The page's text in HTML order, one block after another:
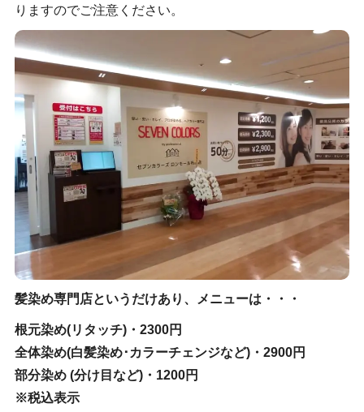
りますのでご注意ください。
髪染め専門店というだけあり、メニューは・・・
根元染め(リタッチ)・2300円
全体染め(白髪染め･カラーチェンジなど)・2900円
部分染め (分け目など)・1200円
※税込表示